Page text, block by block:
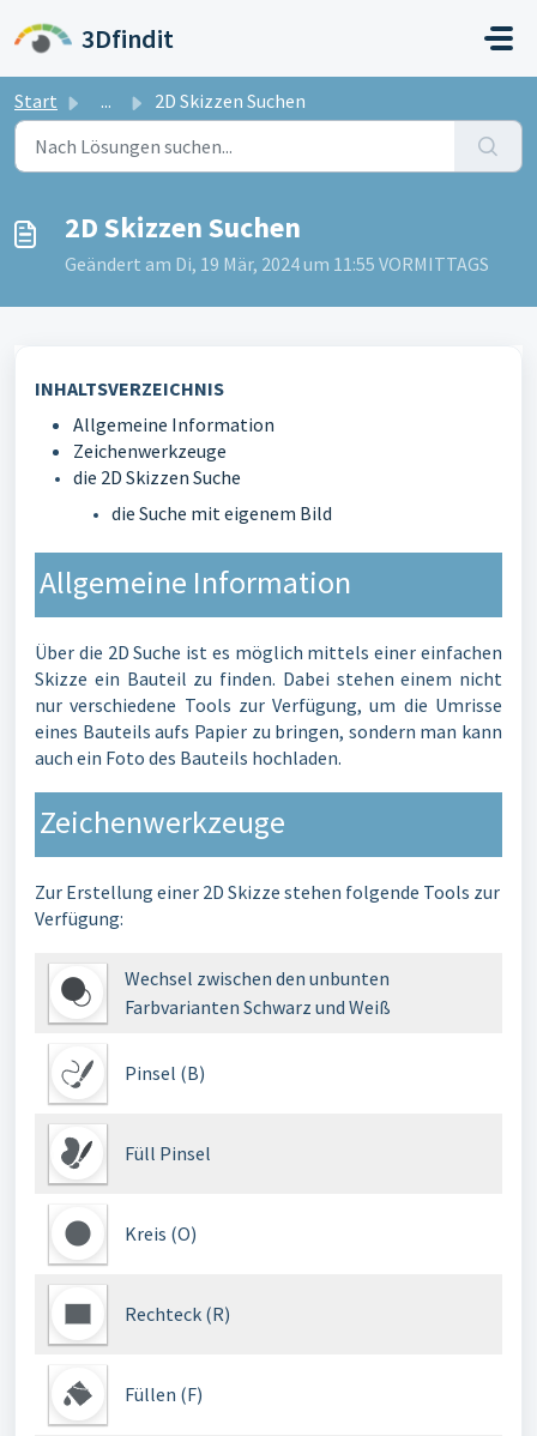
3Dfindit
Start ... 2D Skizzen Suchen
2D Skizzen Suchen
Geändert am Di, 19 Mär, 2024 um 11:55 VORMITTAGS
INHALTSVERZEICHNIS
Allgemeine Information
Zeichenwerkzeuge
die 2D Skizzen Suche
die Suche mit eigenem Bild
Allgemeine Information
Über die 2D Suche ist es möglich mittels einer einfachen
Skizze ein Bauteil zu finden. Dabei stehen einem nicht
nur verschiedene Tools zur Verfügung, um die Umrisse
eines Bauteils aufs Papier zu bringen, sondern man kann
auch ein Foto des Bauteils hochladen.
Zeichenwerkzeuge
Zur Erstellung einer 2D Skizze stehen folgende Tools zur
Verfügung:
Wechsel zwischen den unbunten
Farbvarianten Schwarz und Weiß
Pinsel (B)
Füll Pinsel
Kreis (O)
Rechteck (R)
Füllen (F)